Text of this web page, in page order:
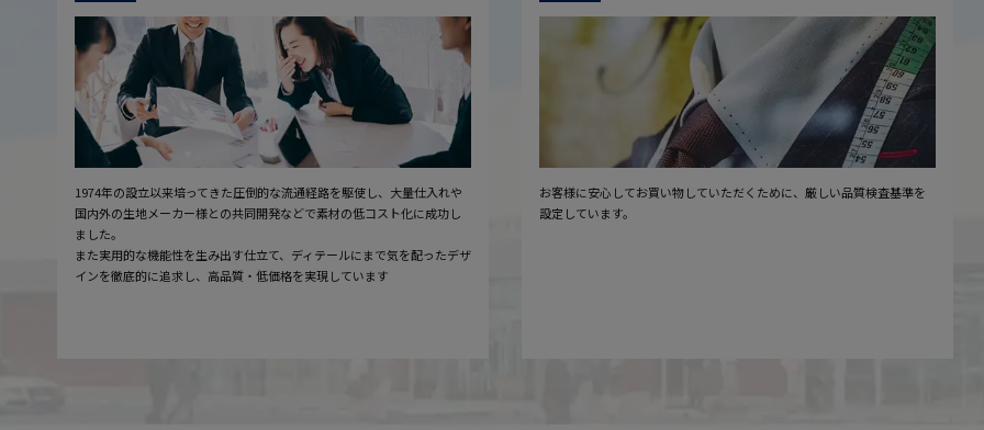
1974年の設立以来培ってきた圧倒的な流通経路を駆使し、大量仕入れや
国内外の生地メーカー様との共同開発などで素材の低コスト化に成功し
ました。
また実用的な機能性を生み出す仕立て、ディテールにまで気を配ったデザ
インを徹底的に追求し、高品質・低価格を実現しています
お客様に安心してお買い物していただくために、厳しい品質検査基準を
設定しています。